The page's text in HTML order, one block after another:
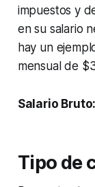
impuestos y
en su salario
hay un
mensual de
Salario Bruto:
Tipo de